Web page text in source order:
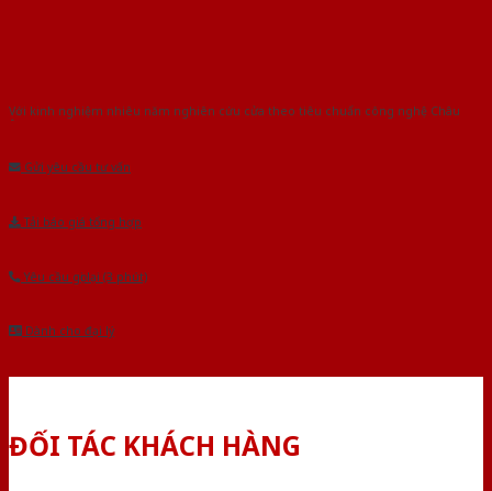
Với kinh nghiệm nhiêu năm nghiên cứu cửa theo tiêu chuẩn công nghệ Châu
Gửi yêu cầu tư vấn
Tải báo giá tổng hợp
Yêu cầu gọi lại (3 phút)
Dành cho đại lý
ĐỐI TÁC KHÁCH HÀNG